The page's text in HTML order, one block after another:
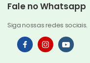
Fale no Whatsapp
Siga nossas redes sociais.